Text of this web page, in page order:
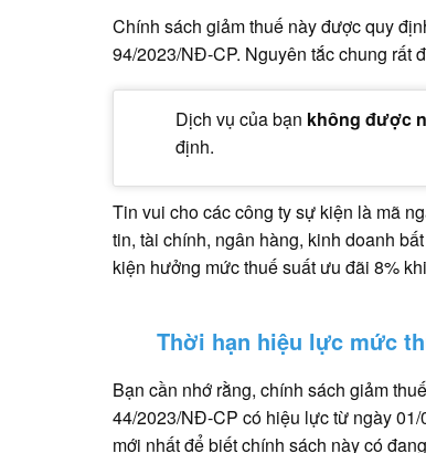
Chính sách giảm thuế này được quy
94/2023/NĐ-CP. Nguyên tắc chung rất
Dịch vụ của bạn không được
định.
Tin vui cho các công ty sự kiện là mã
tin, tài chính, ngân hàng, kinh doanh
kiện hưởng mức thuế suất ưu đãi 8%
Thời hạn hiệu lực mức
Bạn cần nhớ rằng, chính sách giảm
44/2023/NĐ-CP có hiệu lực từ ngày
mới nhất để biết chính sách này có